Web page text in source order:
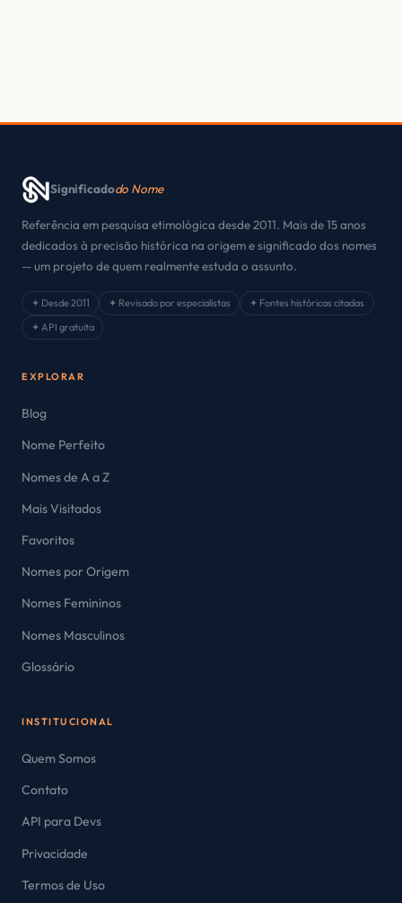
Significadodo Nome
Referência em pesquisa etimológica desde 2011. Mais de 15 anos
dedicados à precisão histórica na origem e significado dos nomes
— um projeto de quem realmente estuda o assunto.
✦ Desde 2011 ✦ Revisado por especialistas
✦ Fontes históricas citadas
✦ API gratuita
EXPLORAR
Blog
Nome Perfeito
Nomes de A a Z
Mais Visitados
Favoritos
Nomes por Origem
Nomes Femininos
Nomes Masculinos
Glossário
INSTITUCIONAL
Quem Somos
Contato
API para Devs
Privacidade
Termos de Uso